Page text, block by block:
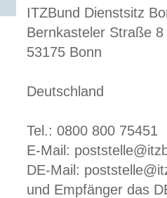
ITZBund Dienstsitz
Bernkasteler Straße 8
53175 Bonn
Deutschland
Tel.: 0800 800 75451
E-Mail:
DE-Mail:
und Empfänger das